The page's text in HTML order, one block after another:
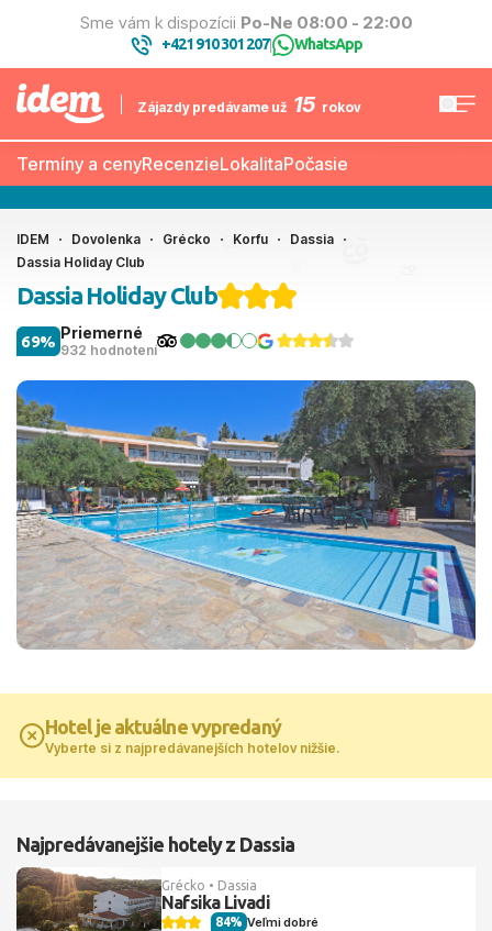
Sme vám k dispozícii Po-Ne 08:00 - 22:00
+421 910 301 207| WhatsApp
Zájazdy predávame už 15 rokov
Termíny a cenyRecenzieLokalitaPočasie
IDEM Dovolenka Grécko Korfu
Dassia
Dassia Holiday Club
Dassia Holiday Club
Priemerné
932 hodnotení
69%
Hotel je aktuálne vypredaný
Vyberte si z najpredávanejších hotelov nižšie.
Najpredávanejšie hotely z Dassia
Grécko • Dassia
Nafsika Livadi
Veľmi dobré
84%